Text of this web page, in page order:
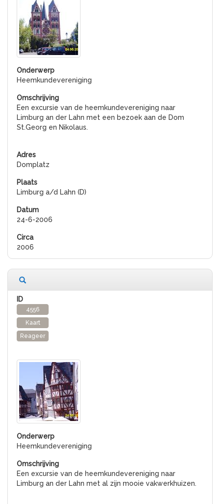
Heemkundevereniging
Een excursie van de heemkundevereniging naar
Limburg an der Lahn met een bezoek aan de Dom
St.Georg en Nikolaus.
Domplatz
Limburg a/d Lahn (D)
24-6-2006
2006
4556
Kaart
Reageer
Heemkundevereniging
Een excursie van de heemkundevereniging naar
Limburg an der Lahn met al zijn mooie vakwerkhuizen.